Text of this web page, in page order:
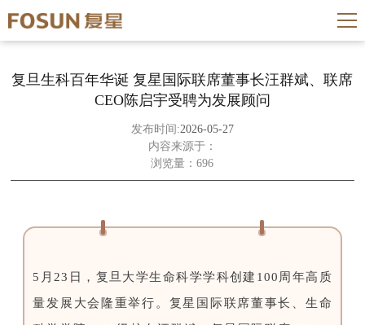
复旦生科百年华诞 复星国际联席董事长汪群斌、联席
CEO陈启宇受聘为发展顾问
发布时间:2026-05-27
内容来源于：
浏览量：696
5月23日，复旦大学生命科学学科创建100周年高质
量发展大会隆重举行。复星国际联席董事长、生命